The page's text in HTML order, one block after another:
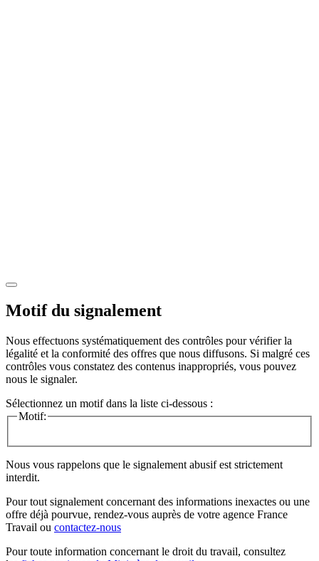
Motif du signalement
Nous effectuons systématiquement des contrôles pour vérifier la
légalité et la conformité des offres que nous diffusons. Si malgré ces
contrôles vous constatez des contenus inappropriés, vous pouvez
nous le signaler.
Sélectionnez un motif dans la liste ci-dessous :
Motif:
Nous vous rappelons que le signalement abusif est strictement
interdit.
Pour tout signalement concernant des informations inexactes ou une
offre déjà pourvue, rendez-vous auprès de votre agence France
Travail ou contactez-nous
Pour toute information concernant le droit du travail, consultez